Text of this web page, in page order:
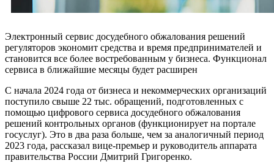
Электронный сервис досудебного обжалования решений
регуляторов экономит средства и время предпринимателей и
становится все более востребованным у бизнеса. Функционал
сервиса в ближайшие месяцы будет расширен
С начала 2024 года от бизнеса и некоммерческих организаций
поступило свыше 22 тыс. обращений, подготовленных с
помощью цифрового сервиса досудебного обжалования
решений контрольных органов (функционирует на портале
госуслуг). Это в два раза больше, чем за аналогичный период
2023 года, рассказал вице-премьер и руководитель аппарата
правительства России Дмитрий Григоренко.